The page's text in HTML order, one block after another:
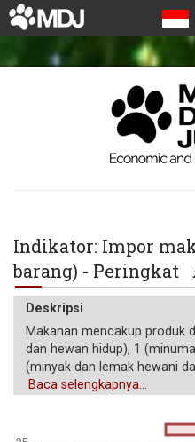
Indikator: Impor
barang) - Peringkat
Deskripsi
Makanan mencakup produk
dan hewan hidup), 1
(minyak dan lemak hewani
(biji minyak, kacang minyak,
Baca selengkapnya...